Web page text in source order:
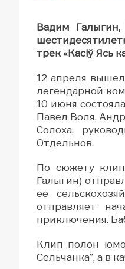
Вадим
трек «Касіў Ясь
12 апреля
легендарной
10 июня
Павел Воля,
Солоха,
Отдельнов.
По сюжету
Галыгин)
ее
отправляет
приключения.
Клип полон
Сельчанка”, а в